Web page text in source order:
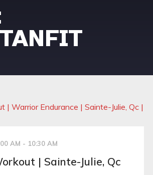
AM - 10:30 AM
| Sainte-Julie, Qc